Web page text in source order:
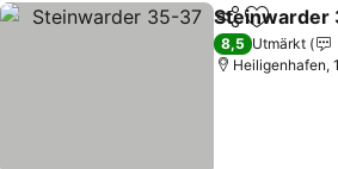
Dela Lägg till i
Steinwarder
8,5 Utmärkt
Heiligenhafen,